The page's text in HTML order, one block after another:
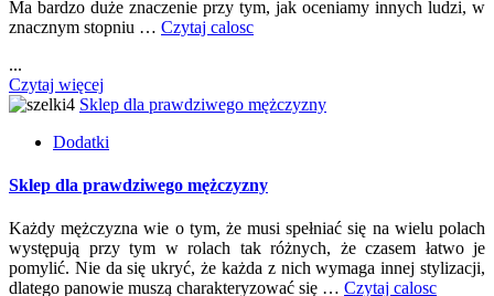
Ma bardzo duże znaczenie przy tym, jak oceniamy innych ludzi, w
znacznym stopniu … Czytaj calosc
...
Czytaj więcej
Sklep dla prawdziwego mężczyzny
Dodatki
Sklep dla prawdziwego mężczyzny
Każdy mężczyzna wie o tym, że musi spełniać się na wielu polach
występują przy tym w rolach tak różnych, że czasem łatwo je
pomylić. Nie da się ukryć, że każda z nich wymaga innej stylizacji,
dlatego panowie muszą charakteryzować się … Czytaj calosc